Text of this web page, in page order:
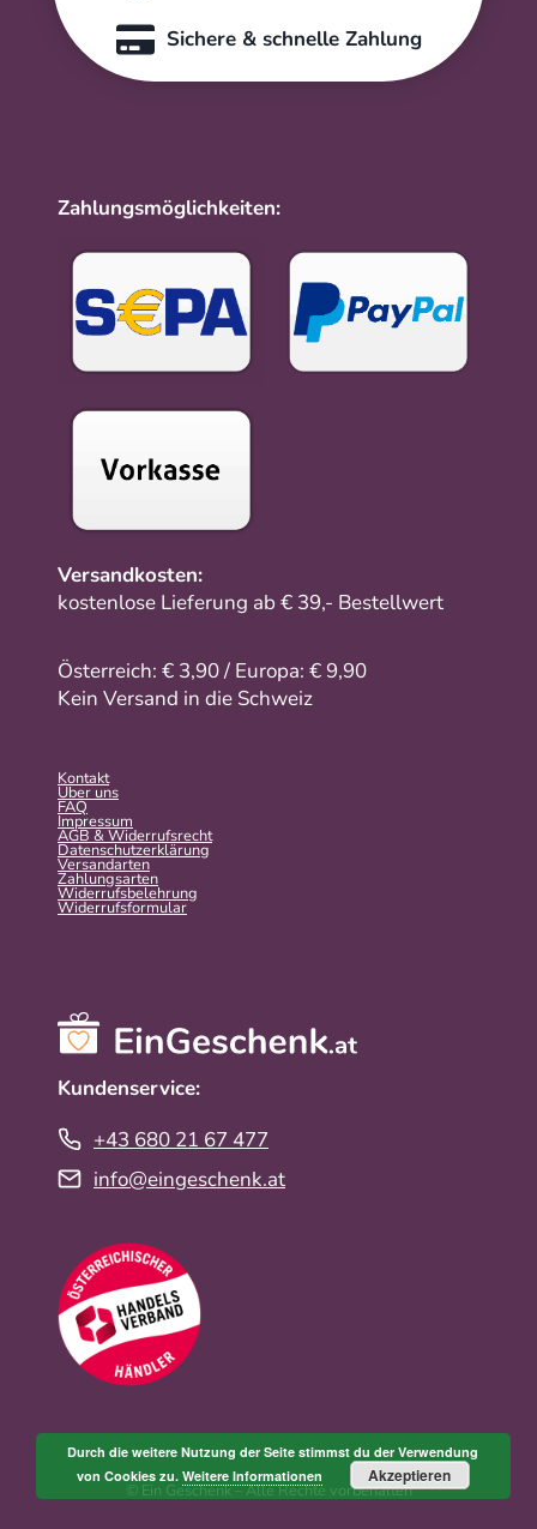
Sichere & schnelle Zahlung
Zahlungsmöglichkeiten:
Versandkosten:
kostenlose Lieferung ab € 39,- Bestellwert
Österreich: € 3,90 / Europa: € 9,90
Kein Versand in die Schweiz
Kontakt
Über uns
FAQ
Impressum
AGB & Widerrufsrecht
Datenschutzerklärung
Versandarten
Zahlungsarten
Widerrufsbelehrung
Widerrufs­formular
Kundenservice:
+43 680 21 67 477
info@eingeschenk.at
© Ein Geschenk – Alle Rechte vorbehalten
Durch die weitere Nutzung der Seite stimmst du der Verwendung
von Cookies zu. Weitere Informationen Akzeptieren